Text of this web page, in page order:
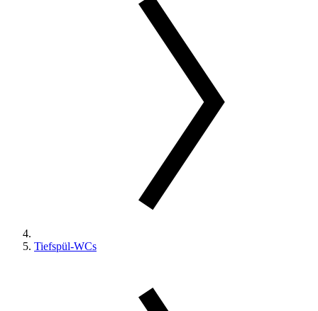
Tiefspül-WCs